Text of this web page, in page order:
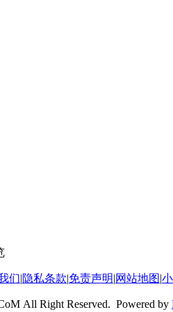
们|隐私条款|免责声明|网站地图|
All Right Reserved. Powered by